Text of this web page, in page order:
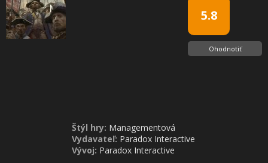
5.8
Ohodnotiť
Štýl hry: Managementová
Vydavateľ: Paradox Interactive
Vývoj: Paradox Interactive